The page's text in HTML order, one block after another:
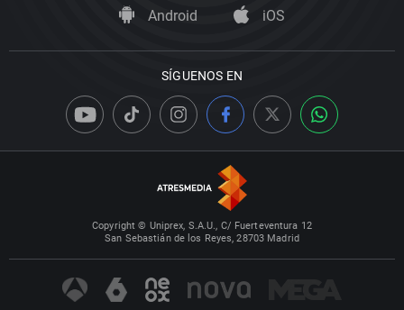
Android iOS
SÍGUENOS EN
Copyright © Uniprex, S.A.U., C/ Fuerteventura 12
San Sebastián de los Reyes, 28703 Madrid